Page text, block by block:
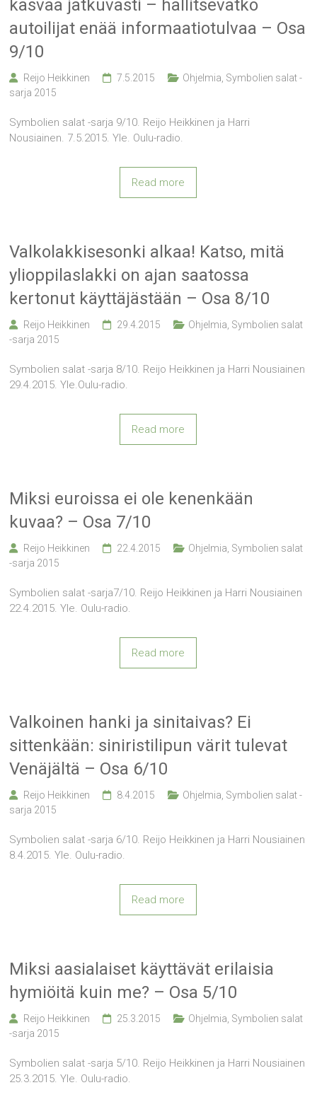
kasvaa jatkuvasti – hallitsevatko
autoilijat enää informaatiotulvaa – Osa
9/10
Reijo Heikkinen 7.5.2015 Ohjelmia Symbolien salat -
sarja 2015
Symbolien salat -sarja 9/10. Reijo Heikkinen ja Harri
Nousiainen. 7.5.2015. Yle. Oulu-radio.
Read more
Valkolakkisesonki alkaa! Katso, mitä
ylioppilaslakki on ajan saatossa
kertonut käyttäjästään – Osa 8/10
Reijo Heikkinen 29.4.2015 Ohjelmia Symbolien salat
-sarja 2015
Symbolien salat -sarja 8/10. Reijo Heikkinen ja Harri Nousiainen
29.4.2015. Yle.Oulu-radio.
Read more
Miksi euroissa ei ole kenenkään
kuvaa? – Osa 7/10
Reijo Heikkinen 22.4.2015 Ohjelmia Symbolien salat
-sarja 2015
Symbolien salat -sarja7/10. Reijo Heikkinen ja Harri Nousiainen
22.4.2015. Yle. Oulu-radio.
Read more
Valkoinen hanki ja sinitaivas? Ei
sittenkään: siniristilipun värit tulevat
Venäjältä – Osa 6/10
Reijo Heikkinen 8.4.2015 Ohjelmia Symbolien salat -
sarja 2015
Symbolien salat -sarja 6/10. Reijo Heikkinen ja Harri Nousiainen
8.4.2015. Yle. Oulu-radio.
Read more
Miksi aasialaiset käyttävät erilaisia
hymiöitä kuin me? – Osa 5/10
Reijo Heikkinen 25.3.2015 Ohjelmia Symbolien salat
-sarja 2015
Symbolien salat -sarja 5/10. Reijo Heikkinen ja Harri Nousiainen
25.3.2015. Yle. Oulu-radio.